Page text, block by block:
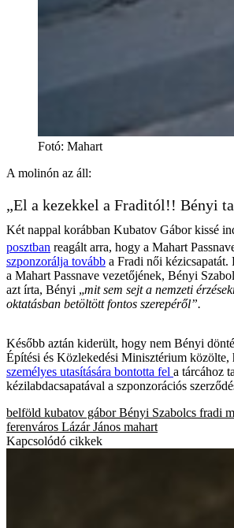
Fotó: Mahart
A molinón az áll:
„El a kezekkel a Fraditól!! Bényi
Két nappal korábban Kubatov Gábor kissé
posztban reagált arra, hogy a Mahart
szponzorálja tovább a Fradi női kézicsapatát.
a Mahart Passnave vezetőjének, Bényi
azt írta, Bényi „mit sem sejt a nemzeti
oktatásban betöltött fontos szerepéről”.
Később aztán kiderült, hogy nem Bényi
Építési és Közlekedési Minisztérium közölte,
személyes utasítására bontotta fel a tárcához
kézilabdacsapatával a szponzorációs
belföld kubatov gábor Bényi Szabolcs fradi
ferenváros Lázár János mahart
Kapcsolódó cikkek